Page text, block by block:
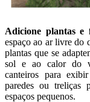
Adicione plantas e
espaço ao ar livre do
plantas que se
sol e ao calor do
canteiros para
paredes ou treliças
espaços pequenos.